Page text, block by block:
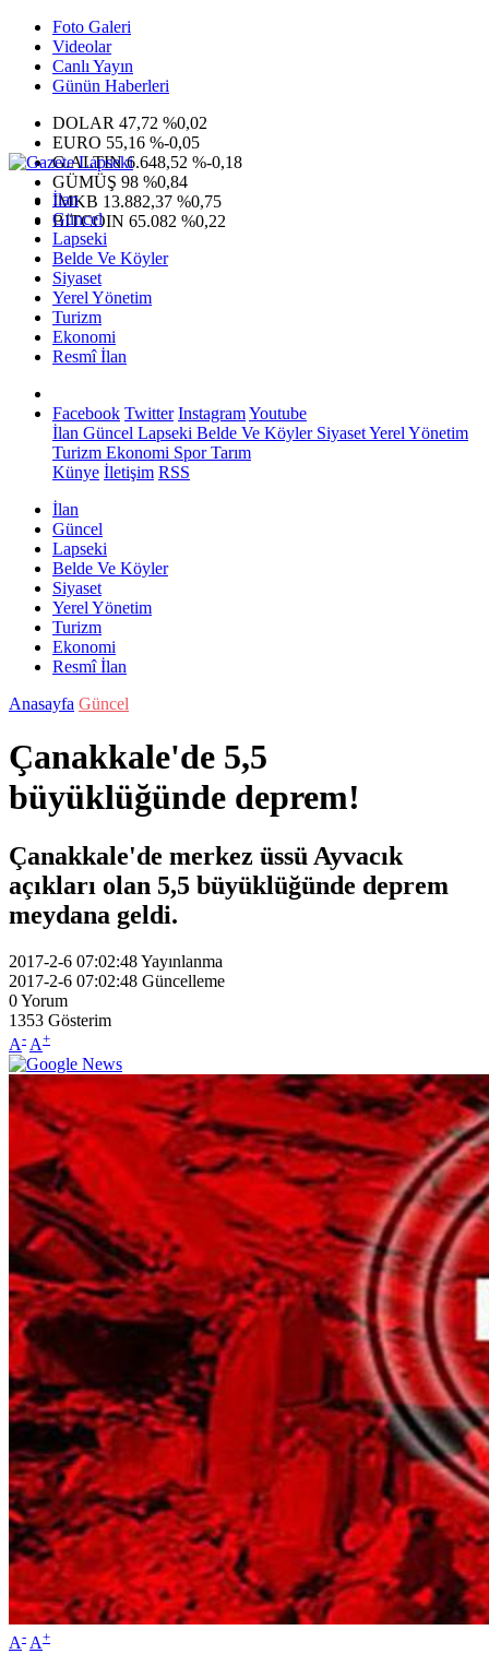
Foto Galeri
Videolar
Canlı Yayın
Günün Haberleri
DOLAR 47,72 %0,02
EURO 55,16 %-0,05
G.ALTIN6.648,52 %-0,18
GÜMÜŞ 98 %0,84
IMKB 13.882,37 %0,75
BITCOIN 65.082 %0,22
İlan
Güncel
Lapseki
Belde Ve Köyler
Siyaset
Yerel Yönetim
Turizm
Ekonomi
Resmî İlan
Facebook Twitter InstagramYoutube
İlan Güncel Lapseki Belde Ve KöylerSiyasetYerel Yönetim
Turizm Ekonomi SporTarım
Künye İletişim RSS
İlan
Güncel
Lapseki
Belde Ve Köyler
Siyaset
Yerel Yönetim
Turizm
Ekonomi
Resmî İlan
Anasayfa Güncel
Çanakkale'de 5,5
büyüklüğünde deprem!
Çanakkale'de merkez üssü Ayvacık
açıkları olan 5,5 büyüklüğünde deprem
meydana geldi.
2017-2-6 07:02:48Yayınlanma
2017-2-6 07:02:48 Güncelleme
0Yorum
1353 Gösterim
A- A+
A- A+